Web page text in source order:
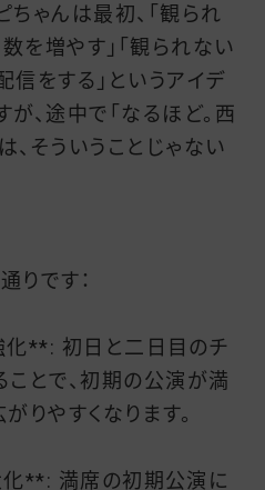
ゃんは最初、「観られ
を増やす」「観られない
信をする」というアイデ
、途中で「なるほど。西
そういうことじゃない
りです：
**: 初日と二日目のチ
ことで、初期の公演が満
りやすくなります。
**: 満席の初期公演に